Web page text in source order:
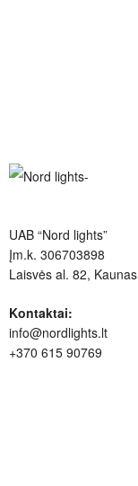
UAB “Nord lights”
Įm.k. 306703898
Laisvės al. 82, Kaunas
Kontaktai:
info@nordlights.lt
+370 615 90769